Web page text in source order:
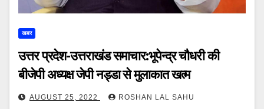
खबर
उत्तर प्रदेश-उत्तराखंड समाचार:भूपेन्द्र चौधरी की
बीजेपी अध्यक्ष जेपी नड्डा से मुलाकात खत्म
AUGUST 25, 2022 ROSHAN LAL SAHU